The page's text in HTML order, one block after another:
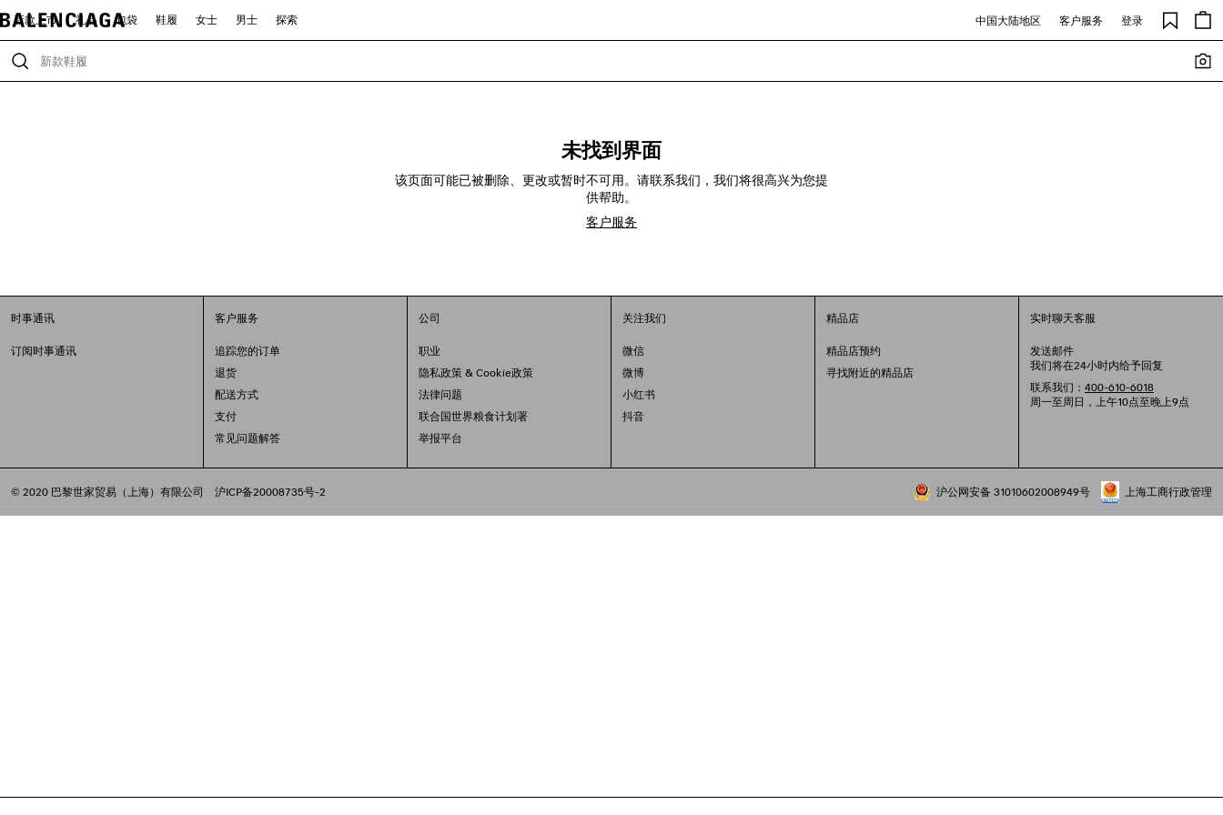
新款上市 礼品 包袋 鞋履 女士 男士 探索 中国大陆地区 客户服务 登录
未找到界面
该页面可能已被删除、更改或暂时不可用。请联系我们，我们将很高兴为您提
供帮助。
客户服务
时事通讯
订阅时事通讯
客户服务
追踪您的订单
退货
配送方式
支付
常见问题解答
公司
职业
隐私政策 & Cookie政策
法律问题
联合国世界粮食计划署
举报平台
关注我们
微信
微博
小红书
抖音
精品店
精品店预约
寻找附近的精品店
实时聊天客服
发送邮件
我们将在24小时内给予回复
联系我们： 400-610-6018
周一至周日，上午10点至晚上9点
© 2020 巴黎世家贸易（上海）有限公司 沪ICP备20008735号-2 沪公网安备 31010602008949号 上海工商行政管理